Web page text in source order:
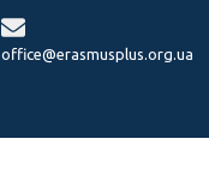
office@erasmusplus.org.ua